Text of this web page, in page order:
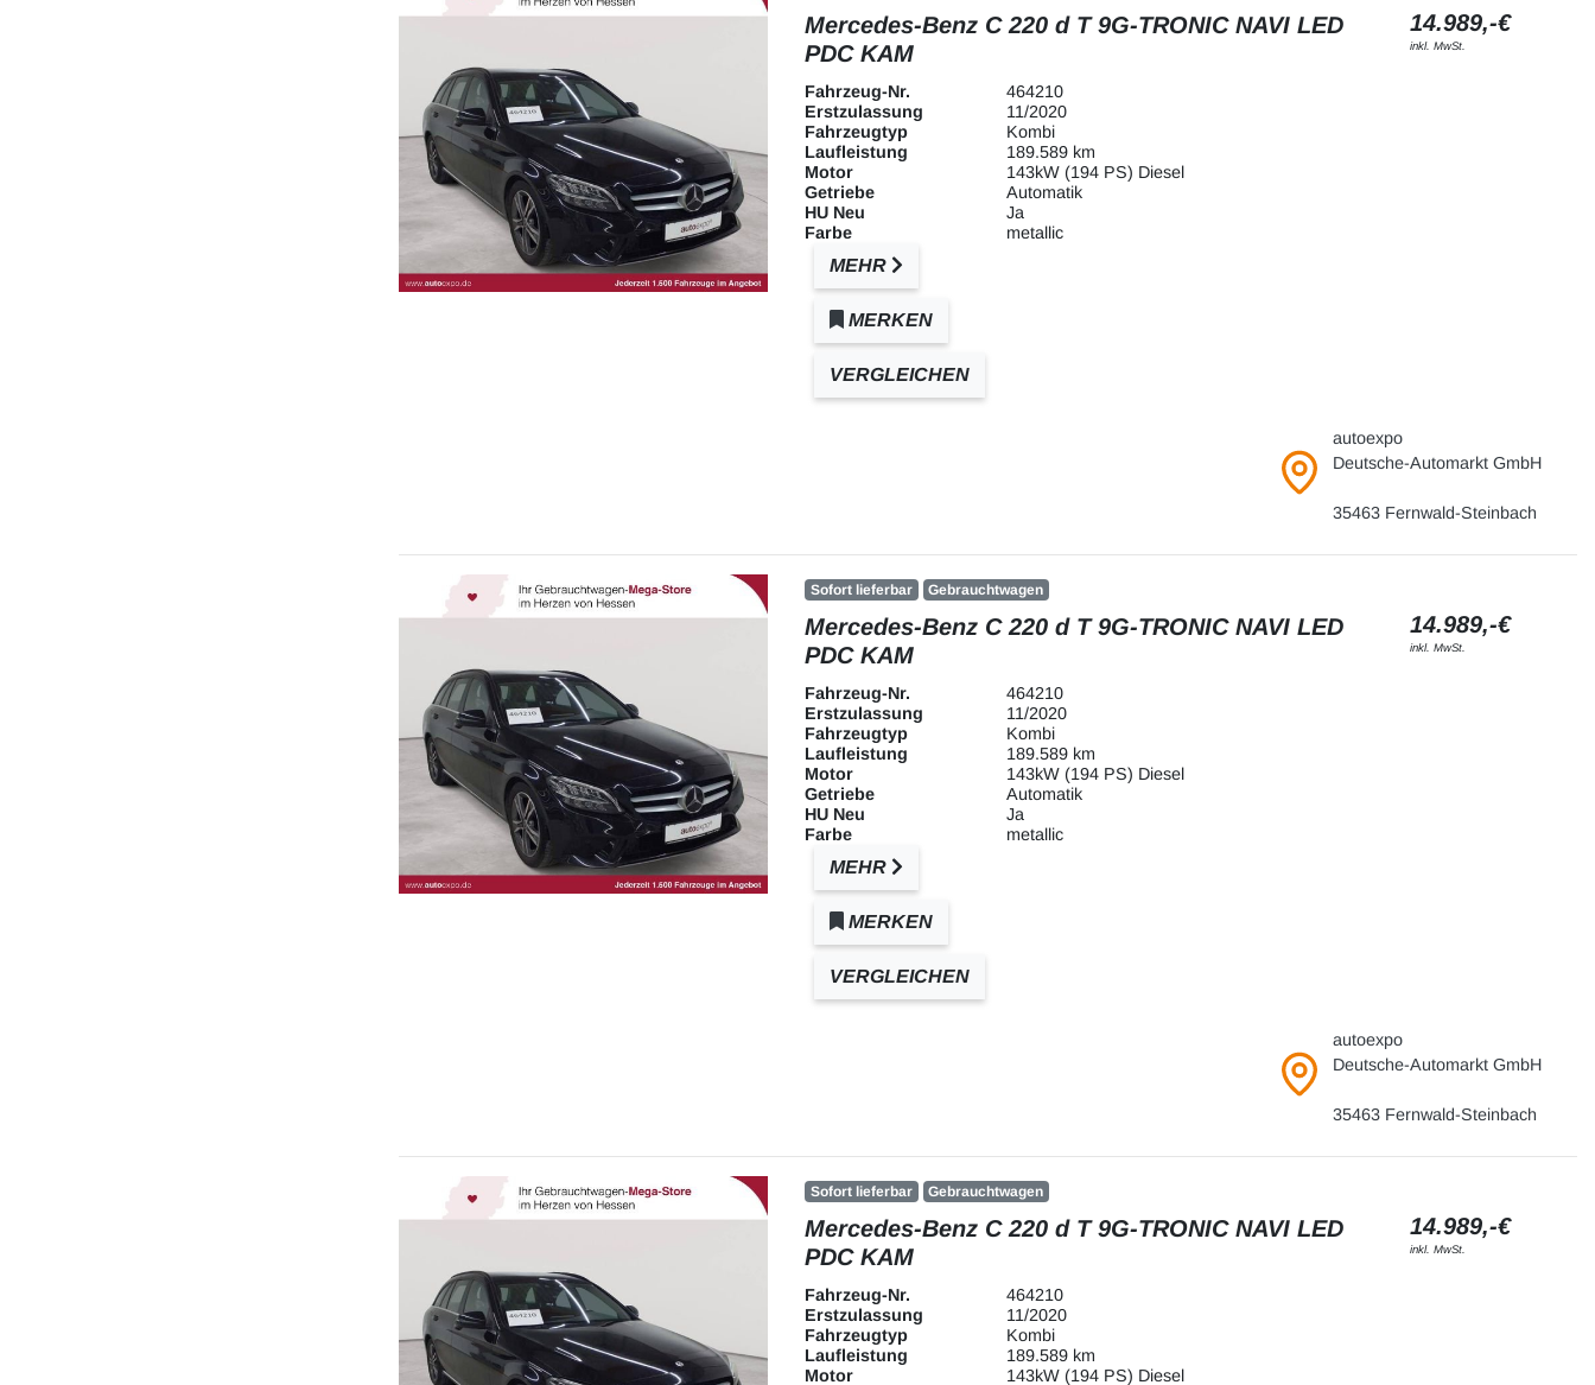
Mercedes-Benz C 220 d T 9G-TRONIC NAVI LED
PDC KAM
14.989,-€
inkl. MwSt.
Fahrzeug-Nr.
464210
Erstzulassung
11/2020
Fahrzeugtyp
Kombi
Laufleistung
189.589 km
Motor
143kW (194 PS) Diesel
Getriebe
Automatik
HU Neu
Ja
Farbe
metallic
MEHR
MERKEN
VERGLEICHEN
autoexpo
Deutsche-Automarkt GmbH
35463 Fernwald-Steinbach
Sofort lieferbar Gebrauchtwagen
Mercedes-Benz C 220 d T 9G-TRONIC NAVI LED
PDC KAM
14.989,-€
inkl. MwSt.
Fahrzeug-Nr.
464210
Erstzulassung
11/2020
Fahrzeugtyp
Kombi
Laufleistung
189.589 km
Motor
143kW (194 PS) Diesel
Getriebe
Automatik
HU Neu
Ja
Farbe
metallic
MEHR
MERKEN
VERGLEICHEN
autoexpo
Deutsche-Automarkt GmbH
35463 Fernwald-Steinbach
Sofort lieferbar Gebrauchtwagen
Mercedes-Benz C 220 d T 9G-TRONIC NAVI LED
PDC KAM
14.989,-€
inkl. MwSt.
Fahrzeug-Nr.
464210
Erstzulassung
11/2020
Fahrzeugtyp
Kombi
Laufleistung
189.589 km
Motor
143kW (194 PS) Diesel